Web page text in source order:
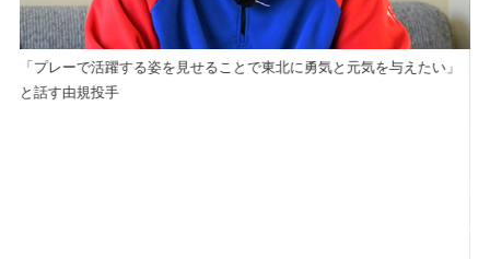
「プレーで活躍する姿を見せることで東北に勇気と元気を与えたい」
と話す由規投手